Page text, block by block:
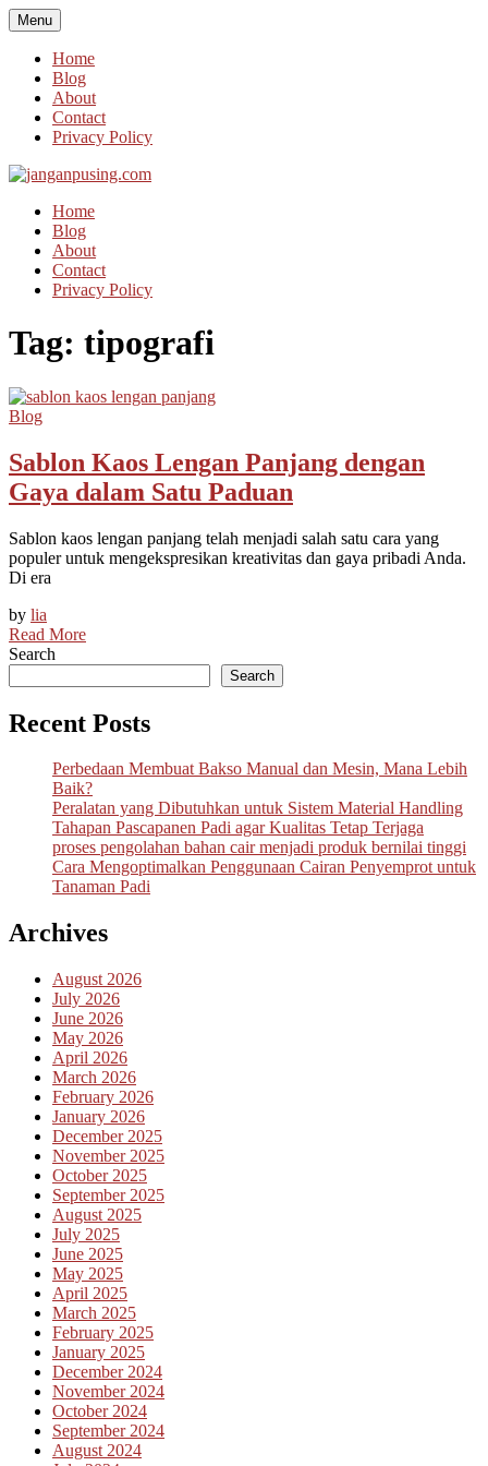
Skip
to
content
Menu
Home
Blog
About
Contact
Privacy Policy
Home
Blog
About
Contact
Privacy Policy
Tag: tipografi
Blog
Sablon Kaos Lengan Panjang dengan
Gaya dalam Satu Paduan
Sablon kaos lengan panjang telah menjadi salah satu cara yang
populer untuk mengekspresikan kreativitas dan gaya pribadi Anda.
Di era
by lia
Read More
Search
Search
Recent Posts
Perbedaan Membuat Bakso Manual dan Mesin, Mana Lebih
Baik?
Peralatan yang Dibutuhkan untuk Sistem Material Handling
Tahapan Pascapanen Padi agar Kualitas Tetap Terjaga
proses pengolahan bahan cair menjadi produk bernilai tinggi
Cara Mengoptimalkan Penggunaan Cairan Penyemprot untuk
Tanaman Padi
Archives
August 2026
July 2026
June 2026
May 2026
April 2026
March 2026
February 2026
January 2026
December 2025
November 2025
October 2025
September 2025
August 2025
July 2025
June 2025
May 2025
April 2025
March 2025
February 2025
January 2025
December 2024
November 2024
October 2024
September 2024
August 2024